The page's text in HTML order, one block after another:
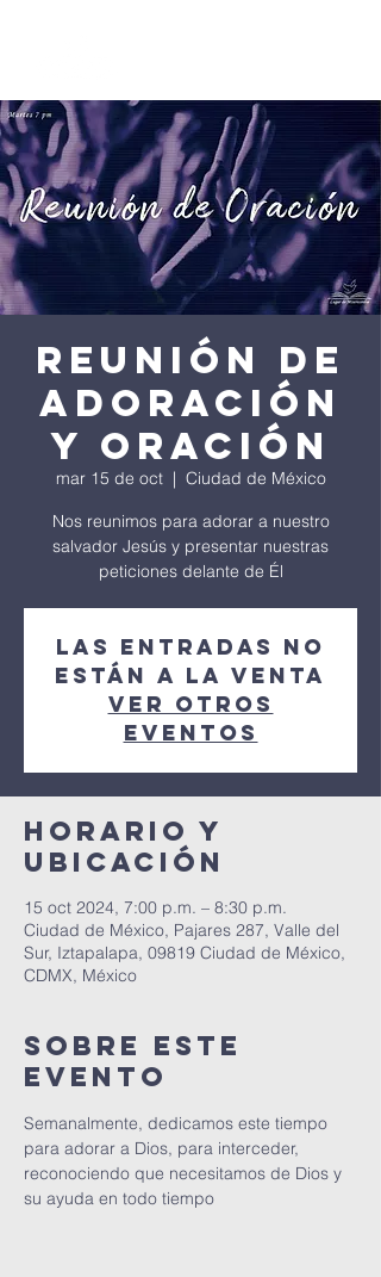
Reunión de
Adoración
y Oración
mar 15 de oct
  |
Ciudad de México
Nos reunimos para adorar a nuestro
salvador Jesús y presentar nuestras
peticiones delante de Él
Las entradas no
están a la venta
Ver otros
eventos
Horario y
ubicación
15 oct 2024, 7:00 p.m. – 8:30 p.m.
Ciudad de México, Pajares 287, Valle del
Sur, Iztapalapa, 09819 Ciudad de México,
CDMX, México
Sobre este
evento
Semanalmente, dedicamos este tiempo
para adorar a Dios, para interceder,
reconociendo que necesitamos de Dios y
su ayuda en todo tiempo